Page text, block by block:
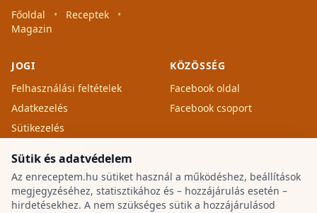
Főoldal
• Receptek
•
Magazin
JOGI
Felhasználási feltételek
Adatkezelés
Sütikezelés
KÖZÖSSÉG
Facebook oldal
Facebook csoport
Sütik és adatvédelem
Az enreceptem.hu sütiket használ a működéshez, beállítások
megjegyzéséhez, statisztikához és – hozzájárulás esetén –
hirdetésekhez. A nem szükséges sütik a hozzájárulásod